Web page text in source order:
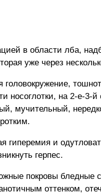
в области лба,
уже через
носоглотки, на 2-е-
мучительный,
и
герпес.
покровы бледные
оттенком,